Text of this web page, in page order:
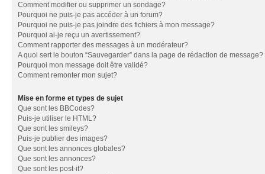
Comment modifier ou supprimer un sondage?
Pourquoi ne puis-je pas accéder à un forum?
Pourquoi ne puis-je pas joindre des fichiers à mon message?
Pourquoi ai-je reçu un avertissement?
Comment rapporter des messages à un modérateur?
A quoi sert le bouton “Sauvegarder” dans la page de rédaction de message?
Pourquoi mon message doit être validé?
Comment remonter mon sujet?
Mise en forme et types de sujet
Que sont les BBCodes?
Puis-je utiliser le HTML?
Que sont les smileys?
Puis-je publier des images?
Que sont les annonces globales?
Que sont les annonces?
Que sont les post-it?